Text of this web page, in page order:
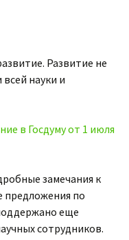
Развитие не
науки и
в Госдуму от 1 июля
замечания к
предложения по
еще
сотрудников.